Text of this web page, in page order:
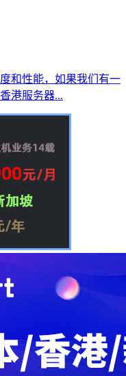
和性能，如果我们有一
港服务器...